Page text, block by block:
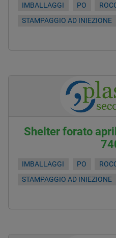
IMBALLAGGI PO
STAMPAGGIO AD INIEZIONE
Shelter forato
IMBALLAGGI PO
STAMPAGGIO AD INIEZIONE